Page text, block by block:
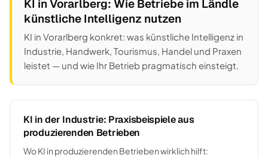
KI in Vorarlberg: Wie Betriebe im Ländle
künstliche Intelligenz nutzen
KI in Vorarlberg konkret: was künstliche Intelligenz in
Industrie, Handwerk, Tourismus, Handel und Praxen
leistet — und wie Ihr Betrieb pragmatisch einsteigt.
KI in der Industrie: Praxisbeispiele aus
produzierenden Betrieben
Wo KI in produzierenden Betrieben wirklich hilft: